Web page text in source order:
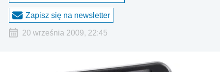
Zapisz się na newsletter
20 września 2009, 22:45